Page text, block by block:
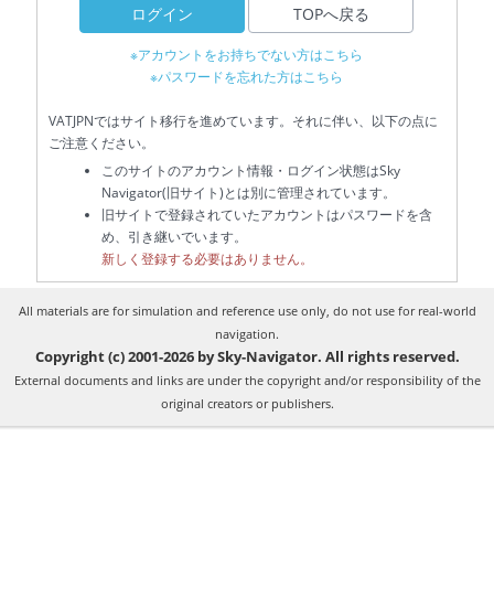
ログイン TOPへ戻る
※アカウントをお持ちでない方はこちら
※パスワードを忘れた方はこちら
VATJPNではサイト移行を進めています。それに伴い、以下の点に
ご注意ください。
このサイトのアカウント情報・ログイン状態はSky
Navigator(旧サイト)とは別に管理されています。
旧サイトで登録されていたアカウントはパスワードを含
め、引き継いでいます。
新しく登録する必要はありません。
All materials are for simulation and reference use only, do not use for real-world
navigation.
Copyright (c) 2001-2026 by Sky-Navigator. All rights reserved.
External documents and links are under the copyright and/or responsibility of the
original creators or publishers.